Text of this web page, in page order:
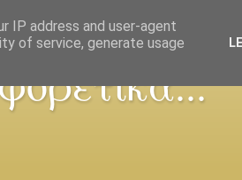
IP address and user-agent
of service, generate usage